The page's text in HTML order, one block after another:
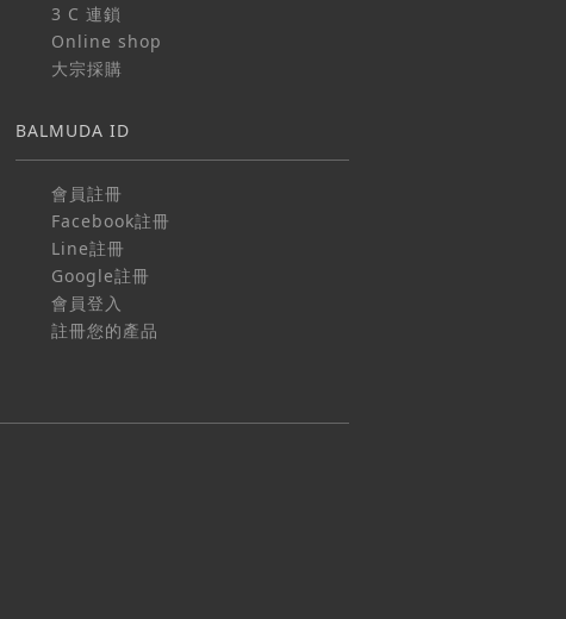
3 C 連鎖
Online shop
大宗採購
BALMUDA ID
會員註冊
Facebook註冊
Line註冊
Google註冊
會員登入
註冊您的產品